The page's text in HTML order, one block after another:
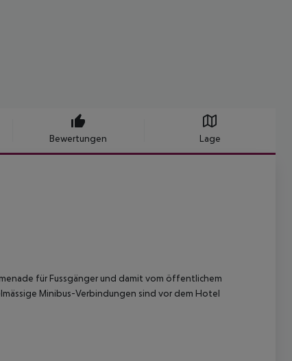
Bewertungen Lage
für Fussgänger und damit vom öffentlichem
Minibus-Verbindungen sind vor dem Hotel